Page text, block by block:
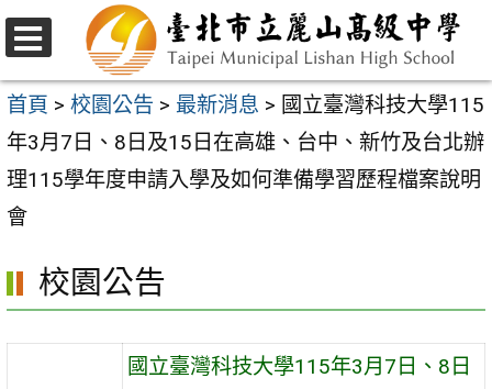
跳
至
主
要
內
容
選
單
首頁 > 校園公告 > 最新消息 > 國立臺灣科技大學115
年3月7日、8日及15日在高雄、台中、新竹及台北辦
理115學年度申請入學及如何準備學習歷程檔案說明
會
校園公告
國立臺灣科技大學115年3月7日、8日